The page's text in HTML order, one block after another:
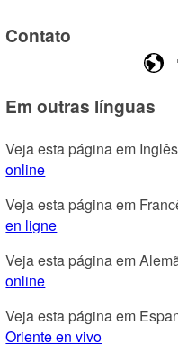
Contato
Em outras línguas
Veja esta página em
online
Veja esta página em
en ligne
Veja esta página em
online
Veja esta página em
Oriente en vivo